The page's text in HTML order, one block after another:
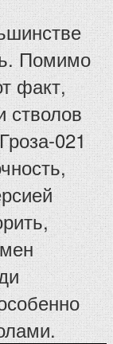
Помимо
факт,
стволов
021